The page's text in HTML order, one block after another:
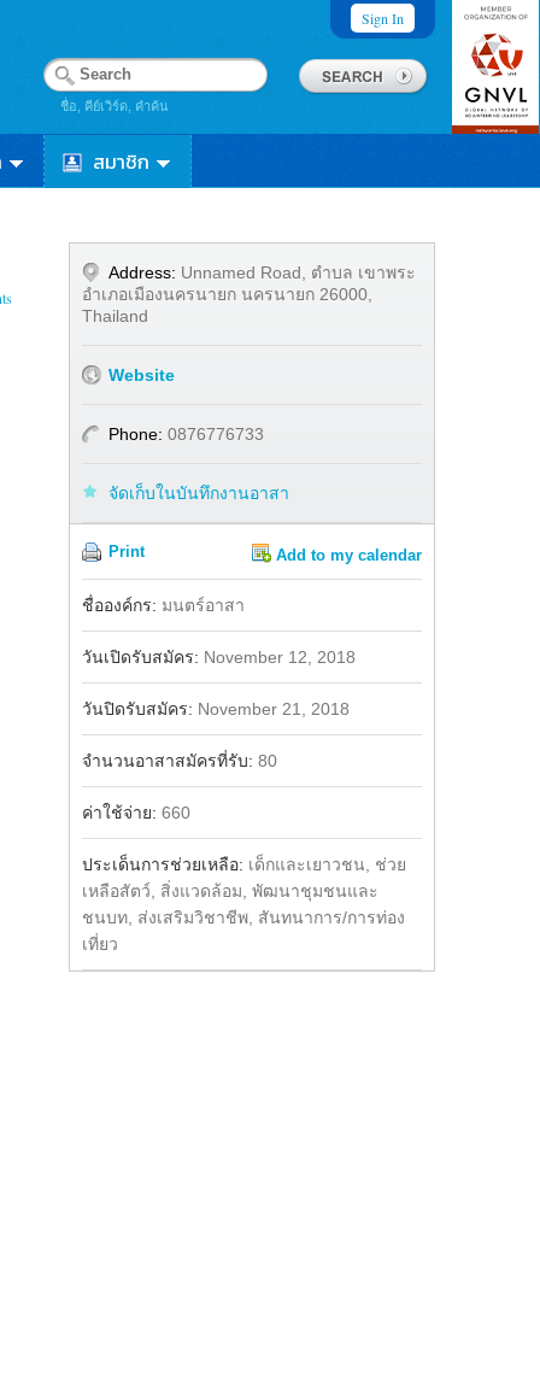
Sign In
ชื่อ, คีย์เวิร์ด, คำค้น
สมาชิก
Address: Unnamed Road, ตำบล เขาพระ
อำเภอเมืองนครนายก นครนายก 26000,
Thailand
Website
Phone: 0876776733
จัดเก็บในบันทึกงานอาสา
Print Add to my calendar
Facebook
ชื่อองค์กร: มนตร์อาสา
วันเปิดรับสมัคร: November 12, 2018
วันปิดรับสมัคร: November 21, 2018
จำนวนอาสาสมัครที่รับ: 80
ค่าใช้จ่าย: 660
ประเด็นการช่วยเหลือ: เด็กและเยาวชน, ช่วย
เหลือสัตว์, สิ่งแวดล้อม, พัฒนาชุมชนและ
ชนบท, ส่งเสริมวิชาชีพ, สันทนาการ/การท่อง
เที่ยว